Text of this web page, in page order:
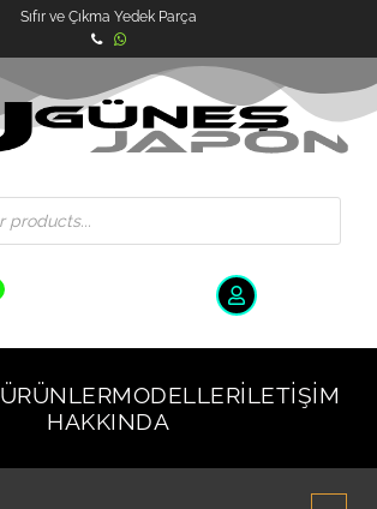
Sıfır ve Çıkma Yedek Parça
ÜRÜNLERMODELLERİLETIŞIM
HAKKINDA